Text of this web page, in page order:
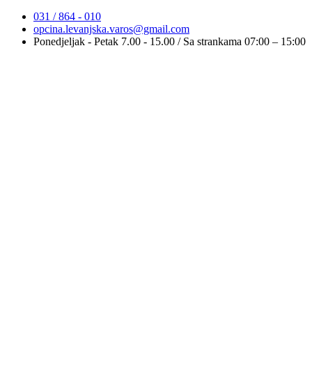
031 / 864 - 010
opcina.levanjska.varos@gmail.com
Ponedjeljak - Petak 7.00 - 15.00 / Sa strankama 07:00 – 15:00